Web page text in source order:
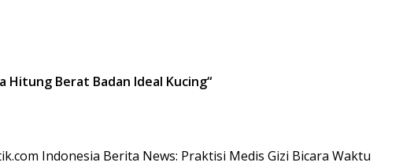
Hitung Berat Badan Ideal Kucing“
Indonesia Berita News: Praktisi Medis Gizi Bicara Waktu